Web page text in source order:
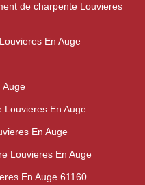
de charpente Louvieres
En Auge
Auge
Louvieres En Auge
En Auge
Louvieres En Auge
En Auge 61160